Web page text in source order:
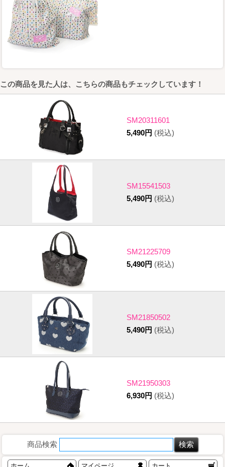
この商品を見た人は、こちらの商品もチェックしています！
SM20311601
5,490円 (税込)
SM15541503
5,490円 (税込)
SM21225709
5,490円 (税込)
SM21850502
5,490円 (税込)
SM21950303
6,930円 (税込)
商品検索